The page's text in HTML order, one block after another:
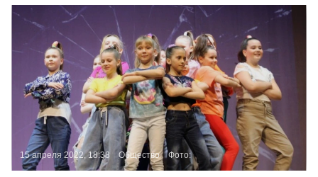
15 апреля 2022, 18:38 Общество Фото: